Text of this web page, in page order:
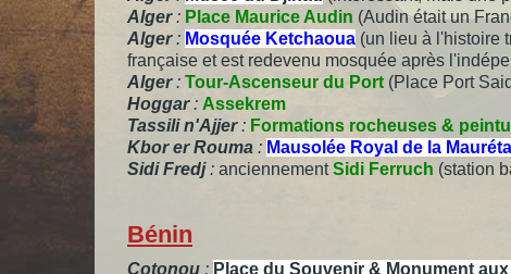
Alger: Place Maurice Audin (Audin était un
Alger: Mosquée Ketchaoua (un lieu à l'histoire
française et est redevenu mosquée après
Alger: Tour-Ascenseur du Port (Place Port
Hoggar: Assekrem
Tassili n'Ajjer: Formations rocheuses &
Kbor er Rouma : Mausolée Royal de la
Sidi Fredj : anciennementSidi Ferruch (station
Bénin
Cotonou : Place du Souvenir & Monument